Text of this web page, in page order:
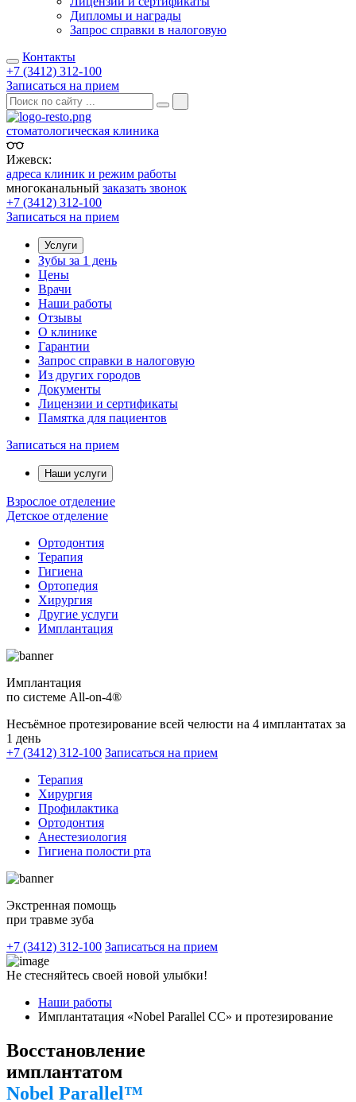
Дипломы и награды
Запрос справки в налоговую
Контакты
+7 (3412) 312-100
Записаться на прием
стоматологическая клиника
Ижевск:
адреса клиник и режим работы
многоканальный заказать звонок
+7 (3412) 312-100
Записаться на прием
Услуги
Зубы за 1 день
Цены
Врачи
Наши работы
Отзывы
О клинике
Гарантии
Запрос справки в налоговую
Из других городов
Документы
Лицензии и сертификаты
Памятка для пациентов
Записаться на прием
Наши услуги
Взрослое отделение
Детское отделение
Ортодонтия
Терапия
Гигиена
Ортопедия
Хирургия
Другие услуги
Имплантация
Имплантация
по системе All-on-4®
Несъёмное протезирование всей челюсти на 4 имплантатах за
1 день
+7 (3412) 312-100 Записаться на прием
Терапия
Хирургия
Профилактика
Ортодонтия
Анестезиология
Гигиена полости рта
Экстренная помощь
при травме зуба
+7 (3412) 312-100 Записаться на прием
Не стесняйтесь своей новой улыбки!
Наши работы
Имплантатация «Nobel Parallel CC» и протезирование
Восстановление
имплантатом
Nobel Parallel™